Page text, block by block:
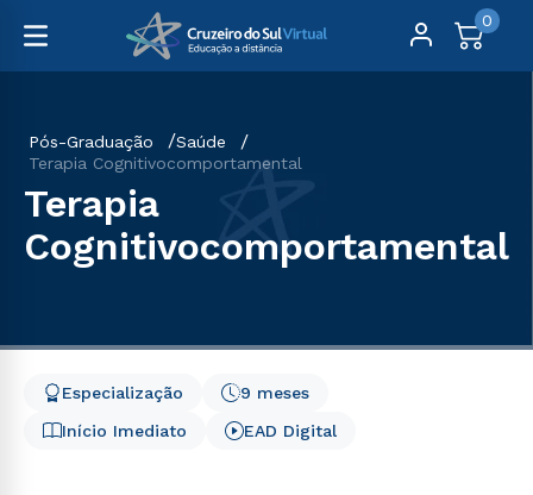
0
Pós-Graduação
Saúde
Terapia Cognitivocomportamental
Terapia
Cognitivocomportamental
Início Imediato
9 meses
Especialização
EAD Digital